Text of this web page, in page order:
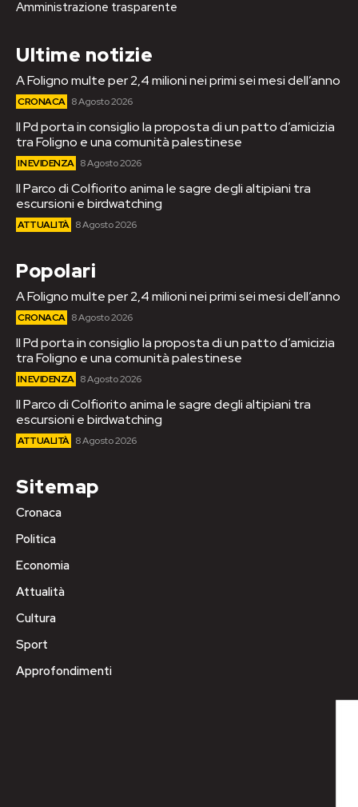
Amministrazione trasparente
Ultime notizie
A Foligno multe per 2,4 milioni nei primi sei mesi dell’anno
CRONACA 8 Agosto 2026
Il Pd porta in consiglio la proposta di un patto d’amicizia
tra Foligno e una comunità palestinese
IN EVIDENZA 8 Agosto 2026
Il Parco di Colfiorito anima le sagre degli altipiani tra
escursioni e birdwatching
ATTUALITÀ 8 Agosto 2026
Popolari
A Foligno multe per 2,4 milioni nei primi sei mesi dell’anno
CRONACA 8 Agosto 2026
Il Pd porta in consiglio la proposta di un patto d’amicizia
tra Foligno e una comunità palestinese
IN EVIDENZA 8 Agosto 2026
Il Parco di Colfiorito anima le sagre degli altipiani tra
escursioni e birdwatching
ATTUALITÀ 8 Agosto 2026
Sitemap
Cronaca
Politica
Economia
Attualità
Cultura
Sport
Approfondimenti